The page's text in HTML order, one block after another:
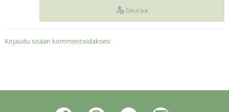
Seuraa
Kirjaudu sisään kommentoidaksesi